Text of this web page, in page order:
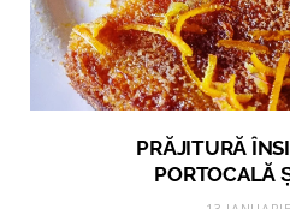
PRĂJITURĂ
PORTOCALĂ